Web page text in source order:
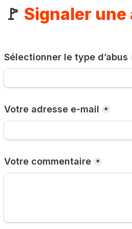
🚩 Signaler une
Sélectionner le type d’abus
Votre adresse e-mail *
Votre commentaire *